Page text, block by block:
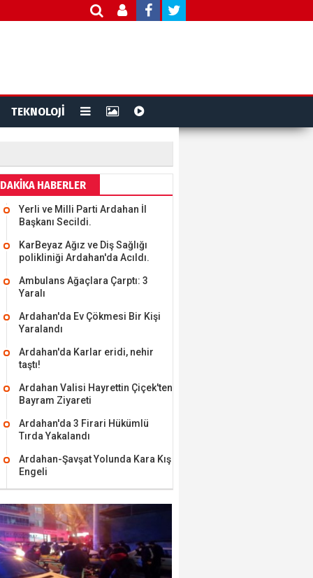
TEKNOLOJİ
HABERLER
Yerli ve Milli Parti Ardahan İl
Başkanı Secildi.
KarBeyaz Ağız ve Diş Sağlığı
polikliniği Ardahan'da Acıldı.
Ambulans Ağaçlara Çarptı: 3
Yaralı
Ardahan'da Ev Çökmesi Bir Kişi
Yaralandı
Ardahan'da Karlar eridi, nehir
taştı!
Ardahan Valisi Hayrettin Çiçek'ten
Bayram Ziyareti
Ardahan'da 3 Firari Hükümlü
Tırda Yakalandı
Ardahan-Şavşat Yolunda Kara Kış
Engeli